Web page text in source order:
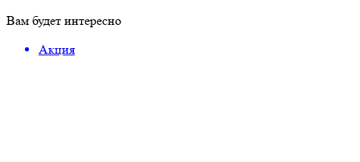
Вам будет интересно
Акция